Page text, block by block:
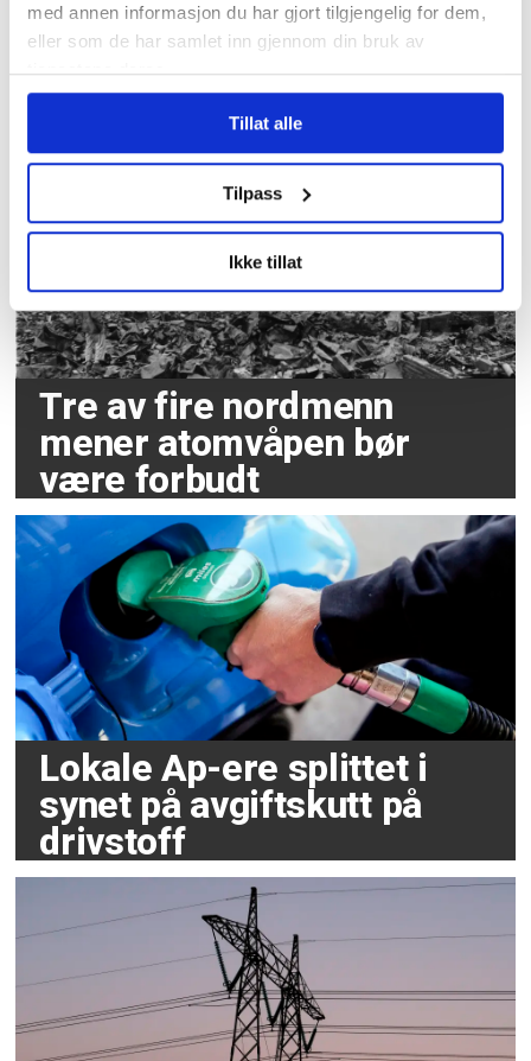
med annen informasjon du har gjort tilgjengelig for dem,
eller som de har samlet inn gjennom din bruk av
tjenestene deres.
Tillat alle
Tilpass
Ikke tillat
Over 1200 voldshendelser
på jobb varslet til
Arbeidstilsynet
Tre av fire nordmenn
mener atomvåpen bør
være forbudt
Lokale Ap-ere splittet i
synet på avgiftskutt på
drivstoff